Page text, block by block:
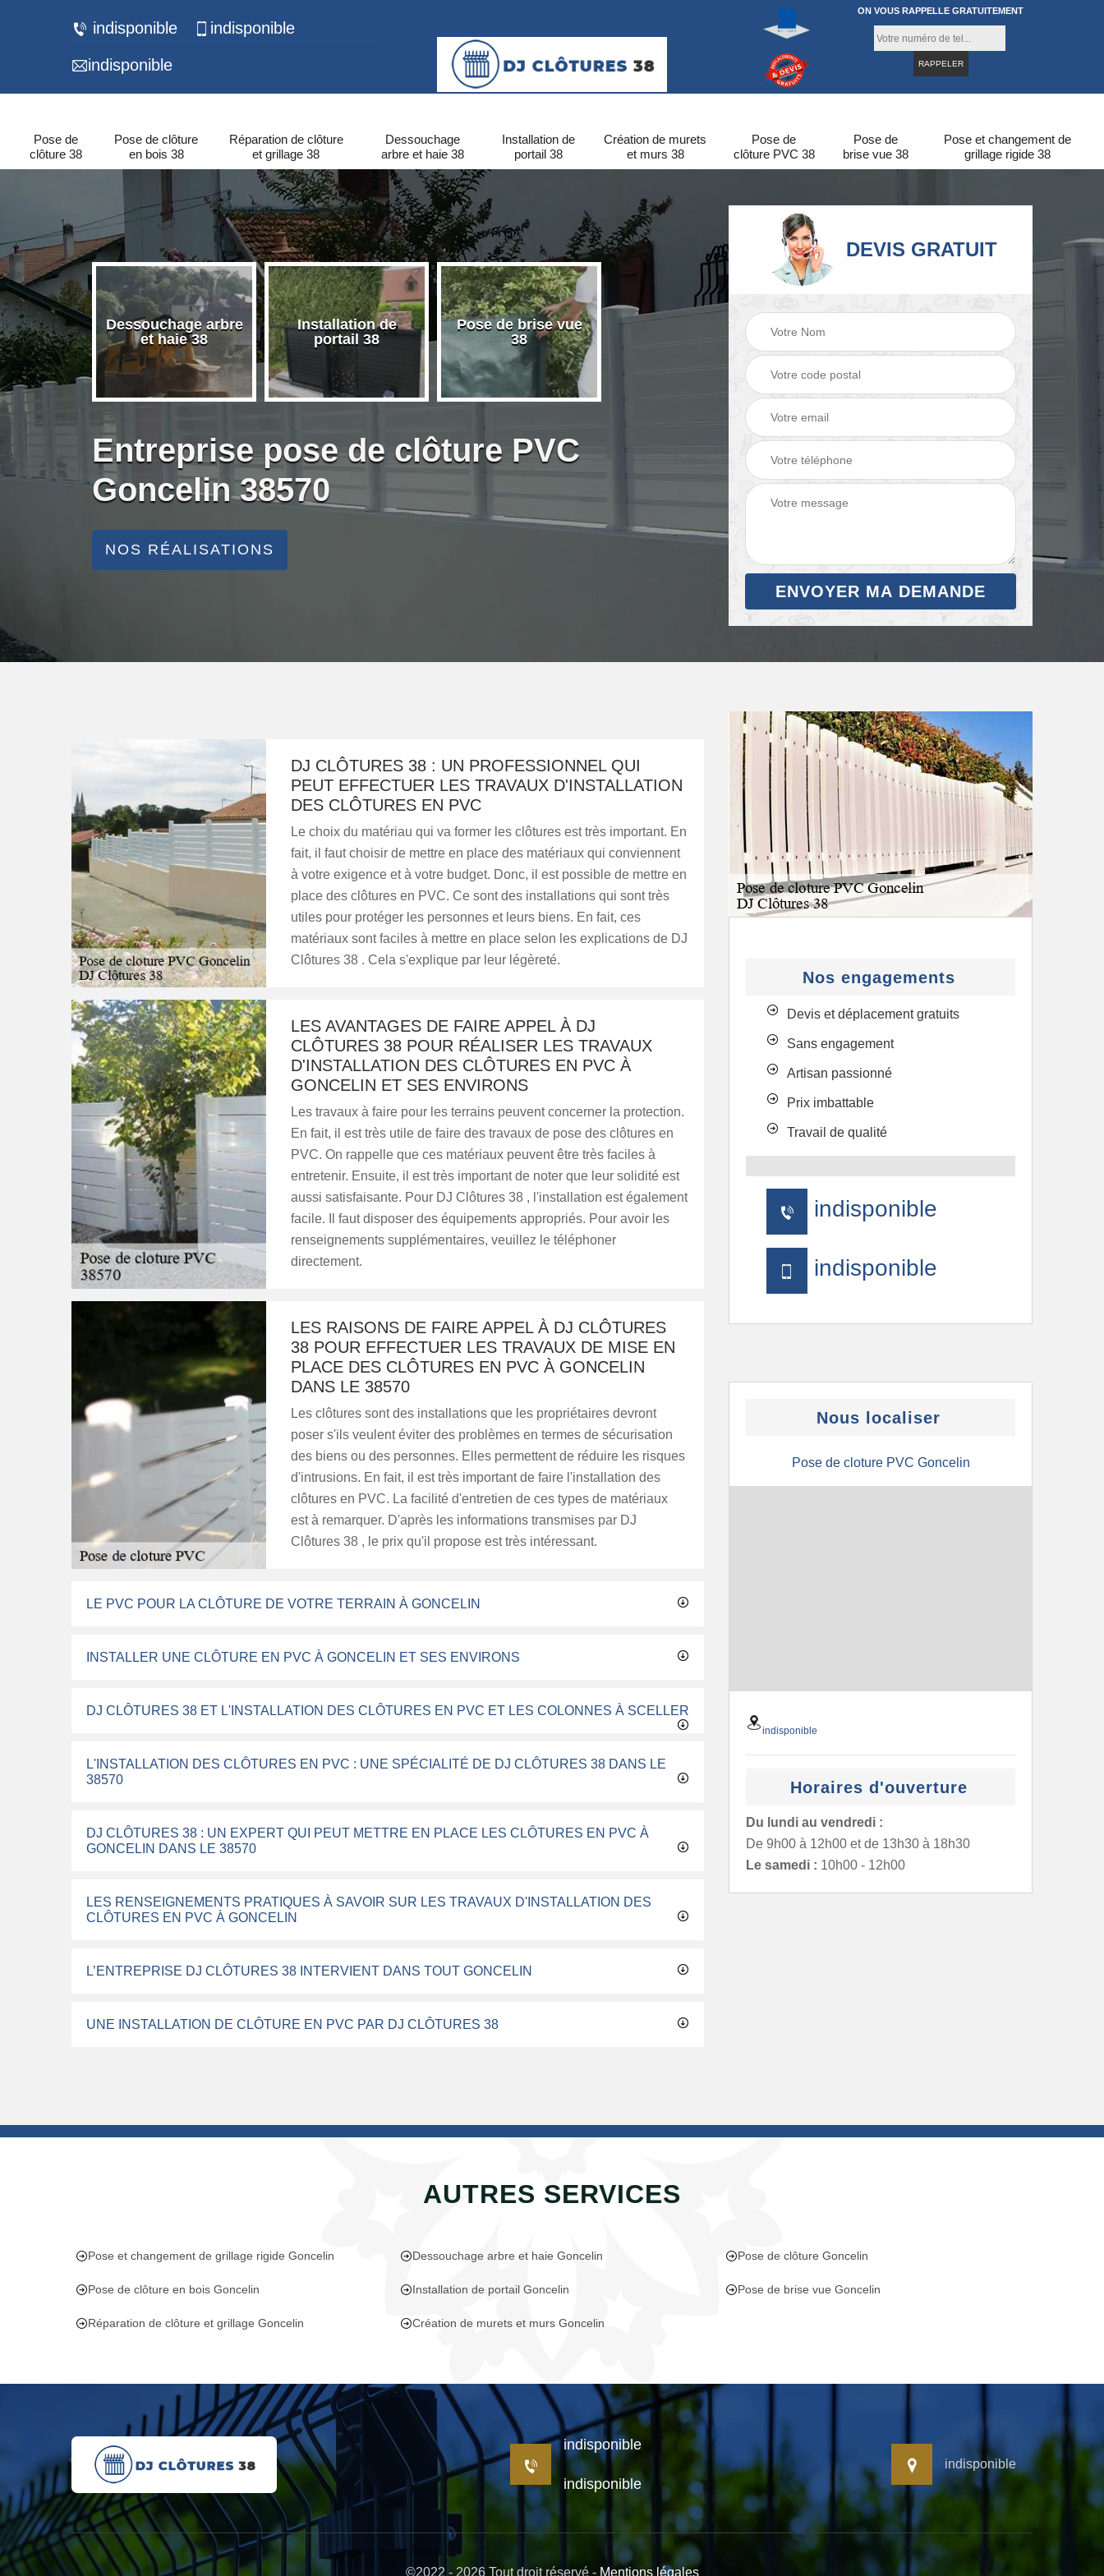
indisponible indisponible
indisponible
ON VOUS RAPPELLE GRATUITEMENT
Pose de
clôture 38
Pose de clôture
en bois 38
Réparation de clôture
et grillage 38
Dessouchage
arbre et haie 38
Installation de
portail 38
Création de murets
et murs 38
Pose de
clôture PVC 38
Pose de
brise vue 38
Pose et changement de
grillage rigide 38
murets
38
Dessouchage arbre
et haie 38
Installation de
portail 38
Pose de brise vue
38
Pose de clôture
Pose de clôture 38
Pose de clôture en
bois 38
Entreprise pose de clôture PVC
Goncelin 38570
NOS RÉALISATIONS
DEVIS GRATUIT
DJ CLÔTURES 38 : UN PROFESSIONNEL QUI
PEUT EFFECTUER LES TRAVAUX D'INSTALLATION
DES CLÔTURES EN PVC
Le choix du matériau qui va former les clôtures est très important. En
fait, il faut choisir de mettre en place des matériaux qui conviennent
à votre exigence et à votre budget. Donc, il est possible de mettre en
place des clôtures en PVC. Ce sont des installations qui sont très
utiles pour protéger les personnes et leurs biens. En fait, ces
matériaux sont faciles à mettre en place selon les explications de DJ
Clôtures 38 . Cela s'explique par leur légèreté.
LES AVANTAGES DE FAIRE APPEL À DJ
CLÔTURES 38 POUR RÉALISER LES TRAVAUX
D'INSTALLATION DES CLÔTURES EN PVC À
GONCELIN ET SES ENVIRONS
Les travaux à faire pour les terrains peuvent concerner la protection.
En fait, il est très utile de faire des travaux de pose des clôtures en
PVC. On rappelle que ces matériaux peuvent être très faciles à
entretenir. Ensuite, il est très important de noter que leur solidité est
aussi satisfaisante. Pour DJ Clôtures 38 , l'installation est également
facile. Il faut disposer des équipements appropriés. Pour avoir les
renseignements supplémentaires, veuillez le téléphoner
directement.
LES RAISONS DE FAIRE APPEL À DJ CLÔTURES
38 POUR EFFECTUER LES TRAVAUX DE MISE EN
PLACE DES CLÔTURES EN PVC À GONCELIN
DANS LE 38570
Les clôtures sont des installations que les propriétaires devront
poser s'ils veulent éviter des problèmes en termes de sécurisation
des biens ou des personnes. Elles permettent de réduire les risques
d'intrusions. En fait, il est très important de faire l'installation des
clôtures en PVC. La facilité d'entretien de ces types de matériaux
est à remarquer. D'après les informations transmises par DJ
Clôtures 38 , le prix qu'il propose est très intéressant.
LE PVC POUR LA CLÔTURE DE VOTRE TERRAIN À GONCELIN
INSTALLER UNE CLÔTURE EN PVC À GONCELIN ET SES ENVIRONS
DJ CLÔTURES 38 ET L'INSTALLATION DES CLÔTURES EN PVC ET LES COLONNES À SCELLER
L'INSTALLATION DES CLÔTURES EN PVC : UNE SPÉCIALITÉ DE DJ CLÔTURES 38 DANS LE
38570
DJ CLÔTURES 38 : UN EXPERT QUI PEUT METTRE EN PLACE LES CLÔTURES EN PVC À
GONCELIN DANS LE 38570
LES RENSEIGNEMENTS PRATIQUES À SAVOIR SUR LES TRAVAUX D'INSTALLATION DES
CLÔTURES EN PVC À GONCELIN
L’ENTREPRISE DJ CLÔTURES 38 INTERVIENT DANS TOUT GONCELIN
UNE INSTALLATION DE CLÔTURE EN PVC PAR DJ CLÔTURES 38
Nos engagements
Devis et déplacement gratuits
Sans engagement
Artisan passionné
Prix imbattable
Travail de qualité
indisponible
indisponible
Nous localiser
Pose de cloture PVC Goncelin
indisponible
Horaires d'ouverture
Du lundi au vendredi :
De 9h00 à 12h00 et de 13h30 à 18h30
Le samedi : 10h00 - 12h00
AUTRES SERVICES
Pose et changement de grillage rigide Goncelin
Pose de clôture en bois Goncelin
Réparation de clôture et grillage Goncelin
Dessouchage arbre et haie Goncelin
Installation de portail Goncelin
Création de murets et murs Goncelin
Pose de clôture Goncelin
Pose de brise vue Goncelin
indisponible
indisponible
indisponible
©2022 - 2026 Tout droit réservé - Mentions légales